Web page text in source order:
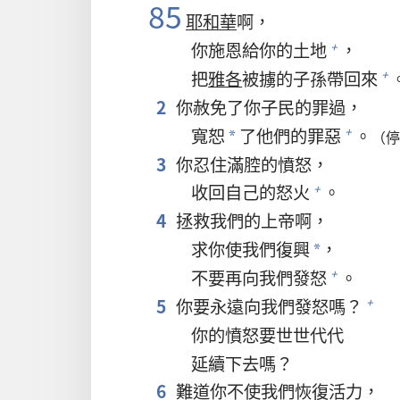
85 耶和華啊，
你施恩給你的土地 + ，
把雅各被擄的子孫帶回來 +
2 你赦免了你子民的罪過，
寬恕 * 了他們的罪惡 + 。 （
3 你忍住滿腔的憤怒，
收回自己的怒火 + 。
4 拯救我們的上帝啊，
求你使我們復興* ，
不要再向我們發怒 + 。
5 你要永遠向我們發怒嗎？ +
你的憤怒要世世代代
延續下去嗎？
6 難道你不使我們恢復活力，